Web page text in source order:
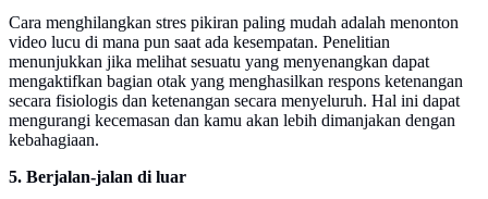
Cara menghilangkan stres pikiran paling mudah adalah menonton
video lucu di mana pun saat ada kesempatan. Penelitian
menunjukkan jika melihat sesuatu yang menyenangkan dapat
mengaktifkan bagian otak yang menghasilkan respons ketenangan
secara fisiologis dan ketenangan secara menyeluruh. Hal ini dapat
mengurangi kecemasan dan kamu akan lebih dimanjakan dengan
kebahagiaan.
5. Berjalan-jalan di luar